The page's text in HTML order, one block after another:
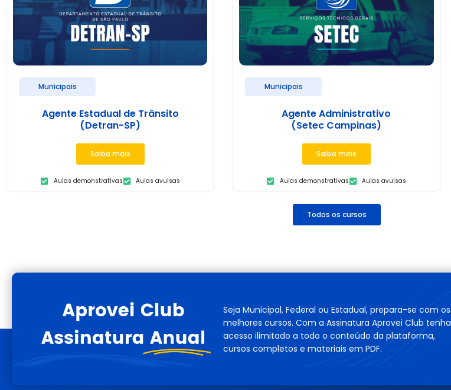
Municipais
Agente Estadual de Trânsito
(Detran-SP)
Saiba mais
Aulas demonstrativas Aulas avulsas
Municipais
Agente Administrativo
(Setec Campinas)
Saiba mais
Aulas demonstrativas Aulas avulsas
Todos os cursos
Seja Municipal, Federal ou Estadual, prepara-se com os
melhores cursos. Com a Assinatura Aprovei Club tenha
acesso ilimitado a todo o conteúdo da plataforma,
cursos completos e materiais em PDF.